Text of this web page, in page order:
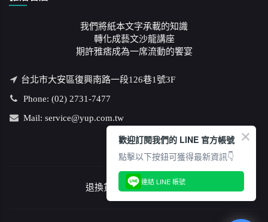
我們將紙本文字承載的知識
轉化成藝文沙龍講座
期許雅痞成為一席流動的饗宴
台北市大安區復興南路一段126巷1號3F
Phone: (02) 2731-7477
Mail: service@yup.com.tw
退換貨說明/隱私權政策
歡迎訂閱我們的 LINE 官方帳號
點擊以下按鈕可獲得最新資訊👇
連結 LINE 帳號